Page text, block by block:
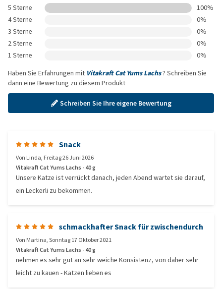
5 Sterne
100%
4 Sterne
0%
3 Sterne
0%
2 Sterne
0%
1 Sterne
0%
Haben Sie Erfahrungen mit Vitakraft Cat Yums Lachs? Schreiben Sie
dann eine Bewertung zu diesem Produkt
Schreiben Sie Ihre eigene Bewertung
Snack
Von Linda, Freitag 26 Juni 2026
Vitakraft Cat Yums Lachs - 40 g
Unsere Katze ist verrückt danach, jeden Abend wartet sie darauf,
ein Leckerli zu bekommen.
schmackhafter Snack für zwischendurch
Von Martina,Sonntag 17 Oktober 2021
Vitakraft Cat Yums Lachs - 40 g
nehmen es sehr gut an sehr weiche Konsistenz, von daher sehr
leicht zu kauen - Katzen lieben es